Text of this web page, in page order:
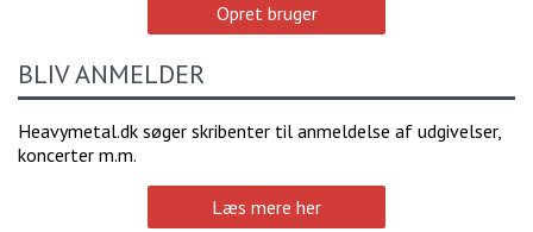
Opret bruger
BLIV ANMELDER
Heavymetal.dk søger skribenter til anmeldelse af udgivelser,
koncerter m.m.
Læs mere her